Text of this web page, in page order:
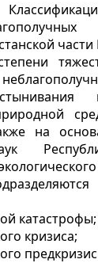
на
катастрофы;
кризиса;